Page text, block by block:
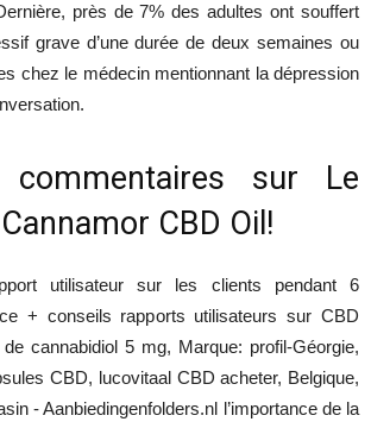
près de 7% des adultes ont souffert
grave d’une durée de deux semaines ou
chez le médecin mentionnant la dépression
sur Le
CBD Oil!
utilisateur sur les clients pendant 6
+ conseils rapports utilisateurs sur CBD
cannabidiol 5 mg, Marque: profil-Géorgie,
CBD, lucovitaal CBD acheter, Belgique,
- Aanbiedingenfolders.nl l’importance de la